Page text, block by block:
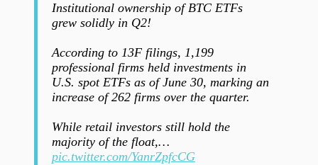
Institutional ownership of BTC ETFs
grew solidly in Q2!
According to 13F filings, 1,199
professional firms held investments in
U.S. spot ETFs as of June 30, marking an
increase of 262 firms over the quarter.
While retail investors still hold the
majority of the float,…
pic.twitter.com/YanrZpfcCG